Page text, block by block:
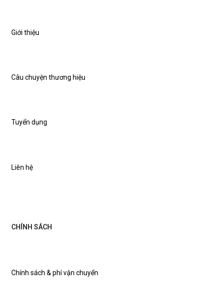
Giới thiệu
Câu chuyện thương hiệu
Tuyển dụng
Liên hệ
CHÍNH SÁCH
Chính sách & phí vận chuyển